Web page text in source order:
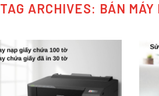
TAG ARCHIVES: BÁN